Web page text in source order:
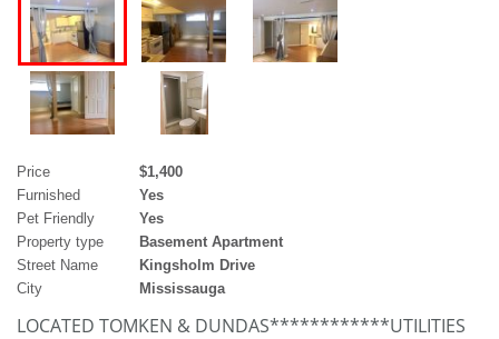
Price
$1,400
Furnished
Yes
Pet Friendly
Yes
Property type
Basement Apartment
Street Name
Kingsholm Drive
City
Mississauga
LOCATED TOMKEN & DUNDAS************UTILITIES